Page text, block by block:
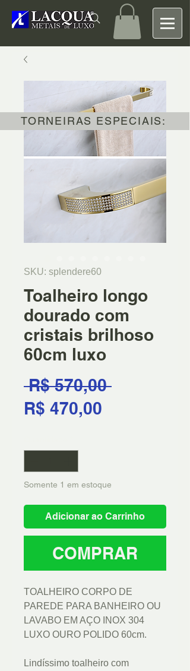
SKU: splendere60
Toalheiro longo
dourado com
cristais brilhoso
60cm luxo
R$ 570,00 Preço
R$ 470,00
Somente 1 em estoque
Adicionar ao Carrinho
COMPRAR
TOALHEIRO CORPO DE
PAREDE PARA BANHEIRO OU
LAVABO EM AÇO INOX 304
LUXO OURO POLIDO 60cm.
Lindíssimo toalheiro com
TORNEIRAS ESPECIAIS: